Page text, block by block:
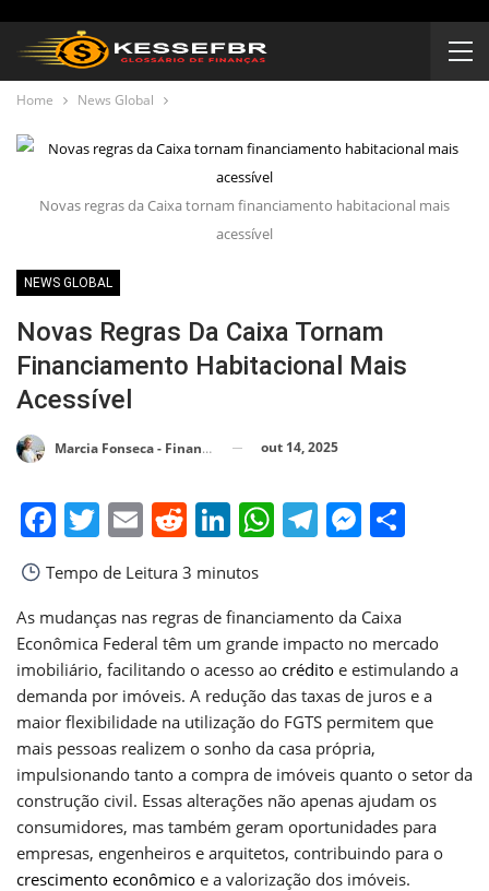
Home News Global
Novas regras da Caixa tornam financiamento habitacional mais
acessível
NEWS GLOBAL
Novas Regras Da Caixa Tornam
Financiamento Habitacional Mais
Acessível
Marcia Fonseca - Financial Consultant out 14, 2025
Facebook
Twitter
EmailReddit
LinkedIn
WhatsApp
Telegram
Tempo de Leitura 3 minutos
As mudanças nas regras de financiamento da Caixa
Econômica Federal têm um grande impacto no mercado
imobiliário, facilitando o acesso ao crédito e estimulando a
demanda por imóveis. A redução das taxas de juros e a
maior flexibilidade na utilização do FGTS permitem que
mais pessoas realizem o sonho da casa própria,
impulsionando tanto a compra de imóveis quanto o setor da
construção civil. Essas alterações não apenas ajudam os
consumidores, mas também geram oportunidades para
empresas, engenheiros e arquitetos, contribuindo para o
crescimento econômico e a valorização dos imóveis.